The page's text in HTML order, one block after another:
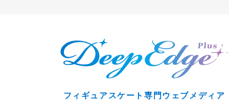
フィギュアスケート専門ウェブメディア